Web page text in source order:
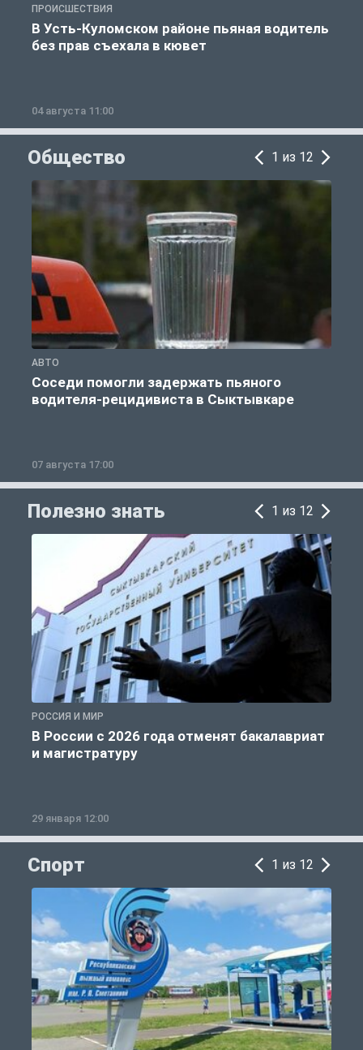
ПРОИСШЕСТВИЯ
В Усть-Куломском районе пьяная водитель
без прав съехала в кювет
04 августа 11:00
Общество 1 из 12
АВТО
Соседи помогли задержать пьяного
водителя-рецидивиста в Сыктывкаре
07 августа 17:00
Полезно знать 1 из 12
РОССИЯ И МИР
В России с 2026 года отменят бакалавриат
и магистратуру
29 января 12:00
Спорт 1 из 12